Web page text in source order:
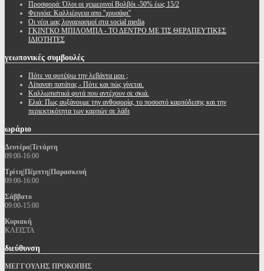
Προσφορά: Όλοι οι χειμερινοί Βολβόι -50% έως 15/2
Φειγιόα: Καλλιέργεια απο ''χρυσάφι''
Oι νέοι μας λογαριασμοί στα social media
ΓΚΙΝΓΚΟ ΜΠΙΛΟΜΠΑ - ΤΟ ΔΕΝΤΡΟ ΜΕ ΤΙΣ ΘΕΡΑΠΕΥΤΙΚΕΣ
ΙΔΙΟΤΗΤΕΣ
γεωπονικές συμβουλές
Πότε να φυτέψω την λεβάντα μου ;
Λίπανση πατάτας - Πότε και πώς γίνεται.
Καλλωπιστικά φυτά που αντέχουν σε σκιά.
Ελιά: Πως αυξάνουμε την ανθοφορία, το ποσοστό καρπόδεσης και την
περιεκτικότητα των καρπών σε λάδι
ωράριο
Δευτέρα|Τετάρτη
09:00-16:00
Τρίτη|Πέμπτη|Παρασκευή
09:00-16:00
Σάββατο
09:00-15:00
Κυριακή
ΚΛΕΙΣΤΑ
διεύθυνση
ΜΕΓΓΟΥΛΗΣ ΠΡΟΚΟΠΗΣ